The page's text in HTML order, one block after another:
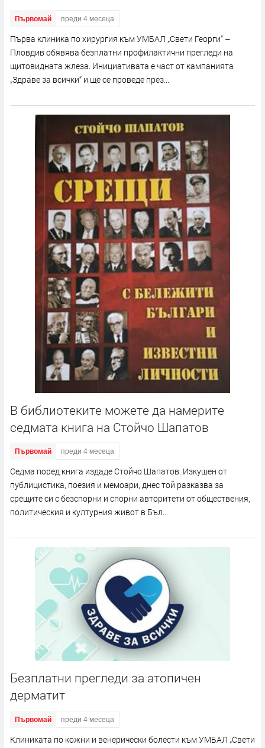
Първомай преди 4 месеца
Първа клиника по хирургия към УМБАЛ „Свети Георги“ –
Пловдив обявява безплатни профилактични прегледи на
щитовидната жлеза. Инициативата е част от кампанията
„Здраве за всички“ и ще се проведе през...
В библиотеките можете да намерите
седмата книга на Стойчо Шапатов
Първомай преди 4 месеца
Седма поред книга издаде Стойчо Шапатов. Изкушен от
публицистика, поезия и мемоари, днес той разказва за
срещите си с безспорни и спорни авторитети от обществения,
политическия и културния живот в Бъл...
Безплатни прегледи за атопичен
дерматит
Първомай преди 4 месеца
Клиниката по кожни и венерически болести към УМБАЛ „Свети